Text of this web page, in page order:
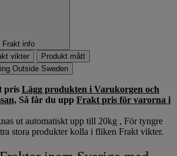
Frakt info
vikter
Produkt mått
Outside Sweden
pris Lägg produkten i Varukorgen och
Så får du upp Frakt pris för varorna i
ut automatiskt upp till 20kg , För tyngre
stora produkter kolla i fliken Frakt vikter.